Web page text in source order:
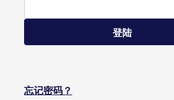
登陆
忘记密码？